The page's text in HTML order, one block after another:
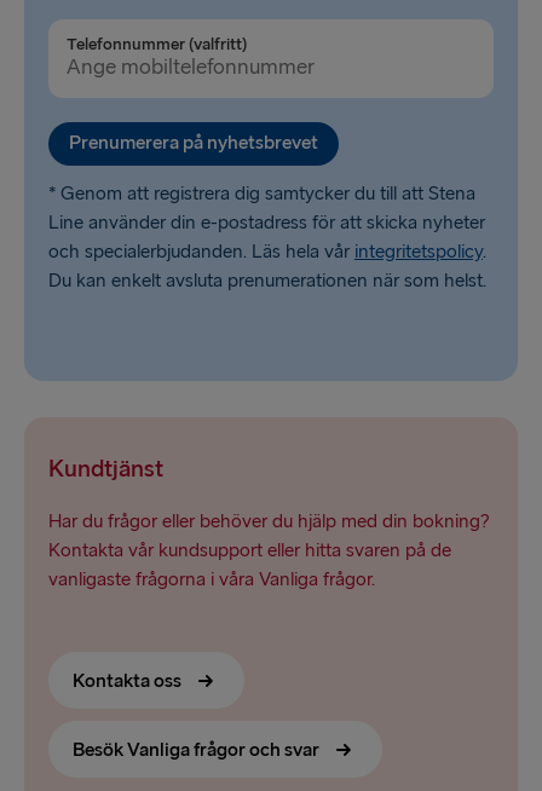
Liverpool → Belfast
Harwich → Hoek van Holland
Dublin → Holyhead
Liepāja → Travemünde
Telefonnummer (valfritt)
Prenumerera på nyhetsbrevet
* Genom att registrera dig samtycker du till att Stena
Line använder din e-postadress för att skicka nyheter
och specialerbjudanden. Läs hela vår integritetspolicy.
Du kan enkelt avsluta prenumerationen när som helst.
Kundtjänst
Har du frågor eller behöver du hjälp med din bokning?
Kontakta vår kundsupport eller hitta svaren på de
vanligaste frågorna i våra Vanliga frågor.
Kontakta oss
Besök Vanliga frågor och svar